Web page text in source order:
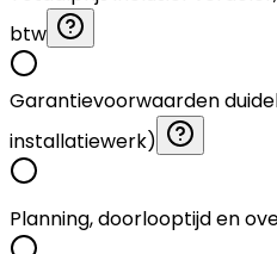
btw
Garantievoorwaarden
installatiewerk)
Planning, doorlooptijd en